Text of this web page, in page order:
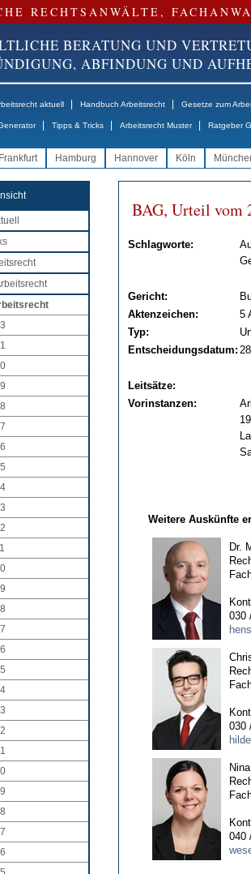
RECHTSANWÄLTE,
BERATUNG UND
ABFINDUNG UND
aktuell Handbuch Arbeitsrecht Gesetze zum
Tipps & Tricks Arbeitsrecht Muster Ratgeber
Frankfurt Hamburg Hannover Köln
BAG, Ur­teil vom
Schlagworte:
Gericht:
Aktenzeichen:
5
Typ:
Entscheidungsdatum:
Leitsätze:
Vorinstanzen:
Weitere Auskünfte
Dr.
030
030
040